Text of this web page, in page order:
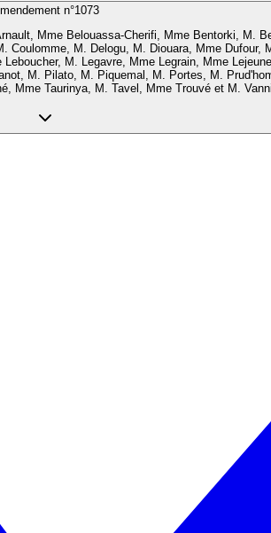
n°1073
Mme Belouassa-Cherifi, Mme Bentorki, M.
M. Delogu, M. Diouara, Mme
M. Legavre, Mme Legrain, Mme
M. Pilato, M. Piquemal, M. Portes, M.
Mme Taurinya, M. Tavel, Mme Trouvé et M.